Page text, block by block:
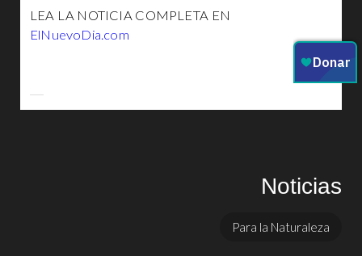
LEA LA NOTICIA COMPLETA EN
ElNuevoDia.com
Noticias
Para la Naturaleza